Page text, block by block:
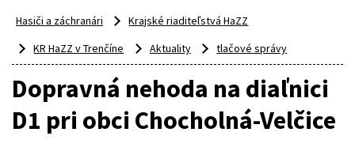
Hasiči a záchranári
Krajské riaditeľstvá HaZZ
KR HaZZ v Trenčíne
Aktuality tlačové správy
Dopravná nehoda na diaľnici
D1 pri obci Chocholná-Velčice